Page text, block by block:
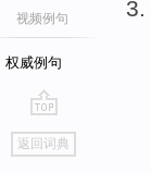
视频例句
权威例句
go
top
返回词典